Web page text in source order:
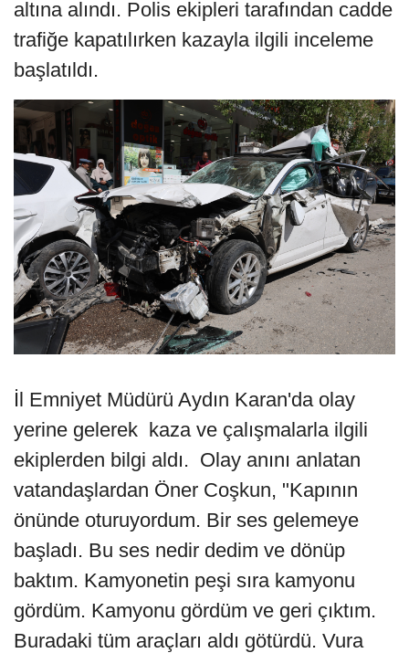
altına alındı. Polis ekipleri tarafından cadde
trafiğe kapatılırken kazayla ilgili inceleme
başlatıldı.
İl Emniyet Müdürü Aydın Karan'da olay
yerine gelerek kaza ve çalışmalarla ilgili
ekiplerden bilgi aldı. Olay anını anlatan
vatandaşlardan Öner Coşkun, "Kapının
önünde oturuyordum. Bir ses gelemeye
başladı. Bu ses nedir dedim ve dönüp
baktım. Kamyonetin peşi sıra kamyonu
gördüm. Kamyonu gördüm ve geri çıktım.
Buradaki tüm araçları aldı götürdü. Vura